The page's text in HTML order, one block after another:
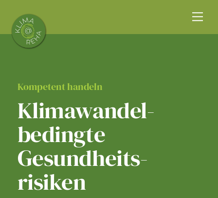
content
Kompetent handeln
Klimawandel­
bedingte
Gesundheits­
risiken